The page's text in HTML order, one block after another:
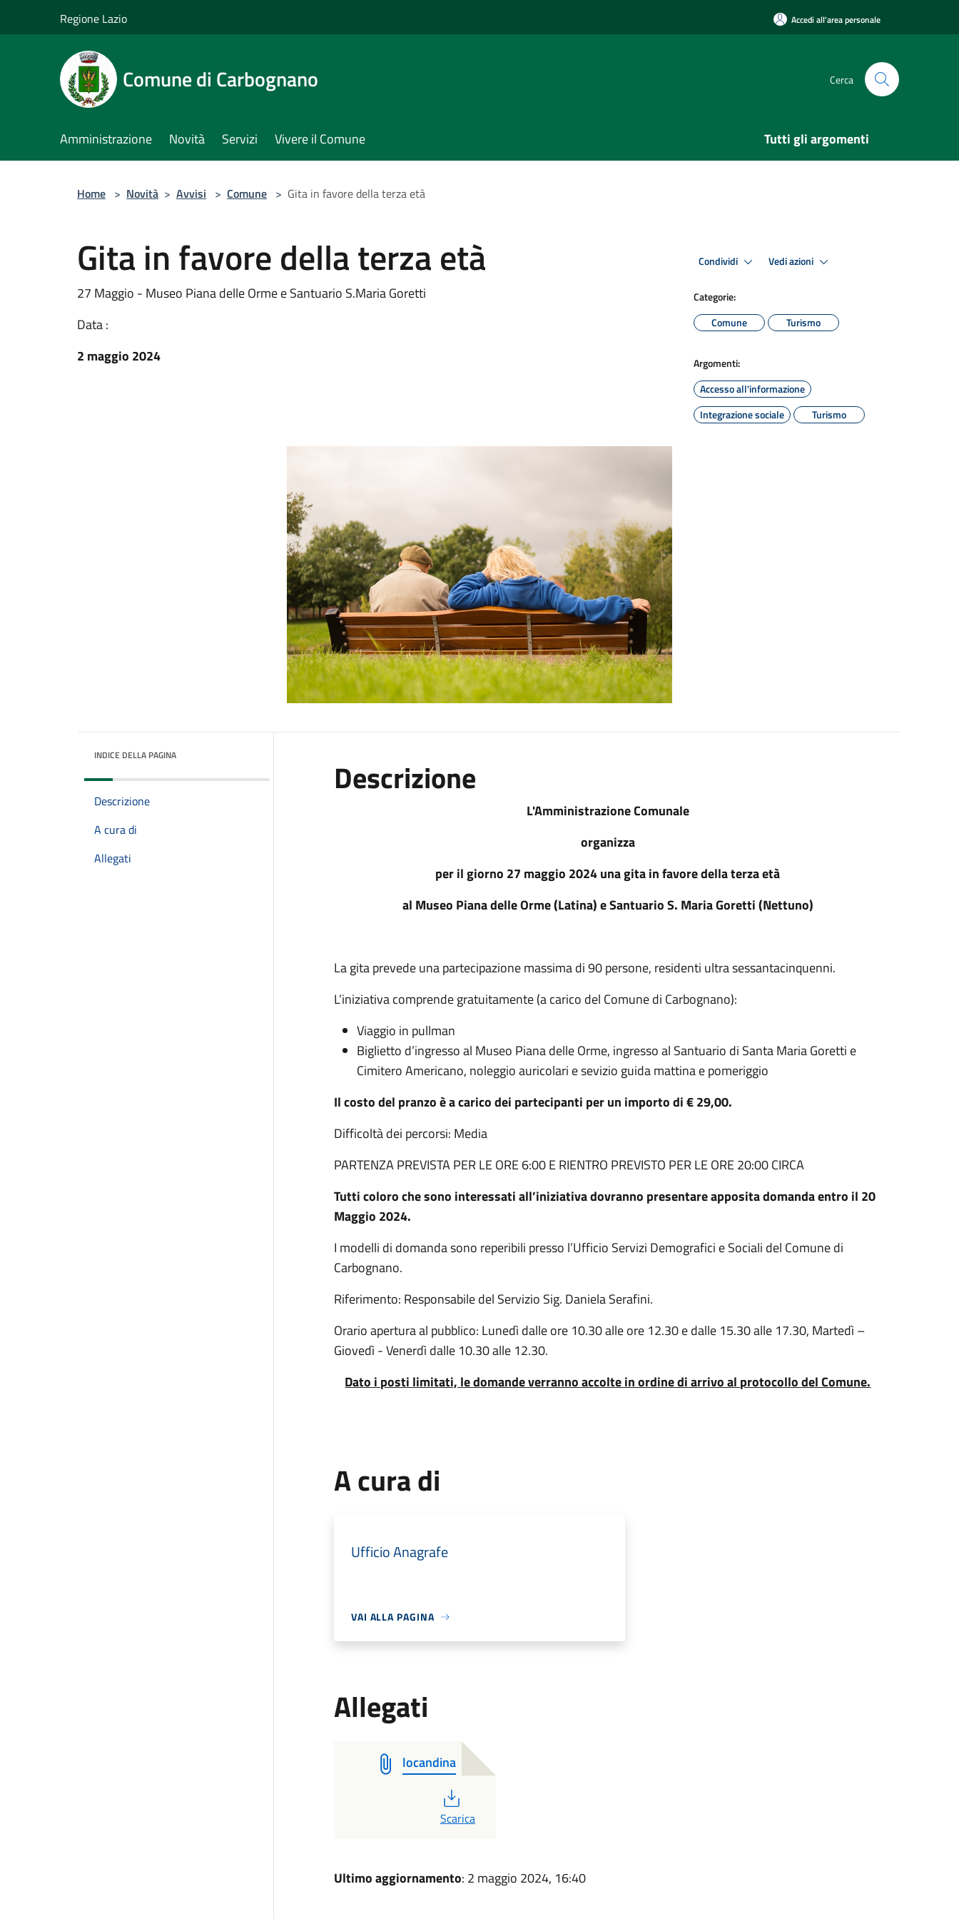
Regione Lazio Accedi all'area personale
Comune di Carbognano Cerca
Amministrazione Novità Servizi Vivere il Comune Tutti gli argomenti
Home > Novità > Avvisi > Comune > Gita in favore della terza età
Gita in favore della terza età
27 Maggio - Museo Piana delle Orme e Santuario S.Maria Goretti
Data :
2 maggio 2024
Condividi Vedi azioni
Categorie:
Comune
Turismo
Argomenti:
Accesso all'informazione
Integrazione sociale
Turismo
INDICE DELLA PAGINA
Descrizione
A cura di
Allegati
Descrizione
L'Amministrazione Comunale
organizza
per il giorno 27 maggio 2024 una gita in favore della terza età
al Museo Piana delle Orme (Latina) e Santuario S. Maria Goretti (Nettuno)
La gita prevede una partecipazione massima di 90 persone, residenti ultra sessantacinquenni.
L’iniziativa comprende gratuitamente (a carico del Comune di Carbognano):
Viaggio in pullman
Biglietto d’ingresso al Museo Piana delle Orme, ingresso al Santuario di Santa Maria Goretti e
Cimitero Americano, noleggio auricolari e sevizio guida mattina e pomeriggio
Il costo del pranzo è a carico dei partecipanti per un importo di € 29,00.
Difficoltà dei percorsi: Media
PARTENZA PREVISTA PER LE ORE 6:00 E RIENTRO PREVISTO PER LE ORE 20:00 CIRCA
Tutti coloro che sono interessati all’iniziativa dovranno presentare apposita domanda entro il 20
Maggio 2024.
I modelli di domanda sono reperibili presso l’Ufficio Servizi Demografici e Sociali del Comune di
Carbognano.
Riferimento: Responsabile del Servizio Sig. Daniela Serafini.
Orario apertura al pubblico: Lunedì dalle ore 10.30 alle ore 12.30 e dalle 15.30 alle 17.30, Martedì –
Giovedì - Venerdì dalle 10.30 alle 12.30.
Dato i posti limitati, le domande verranno accolte in ordine di arrivo al protocollo del Comune.
A cura di
Ufficio Anagrafe
VAI ALLA PAGINA
Allegati
locandina
PDF
Scarica
Ultimo aggiornamento: 2 maggio 2024, 16:40